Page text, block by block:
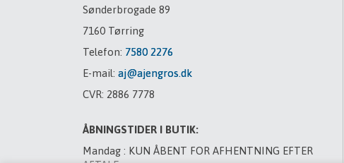
Sønderbrogade 89
7160 Tørring
Telefon: 7580 2276
E-mail:aj@ajengros.dk
CVR: 2886 7778
ÅBNINGSTIDER I BUTIK:
Mandag : KUN ÅBENT FOR AFHENTNING EFTER